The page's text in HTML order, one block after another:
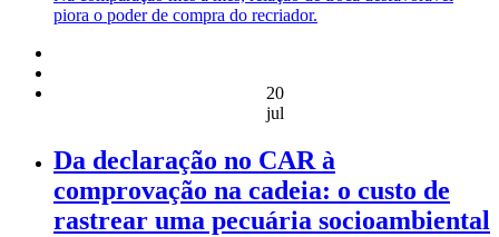
piora o poder de compra do recriador.
20
jul
Da declaração no CAR à
comprovação na cadeia: o custo de
rastrear uma pecuária socioambiental